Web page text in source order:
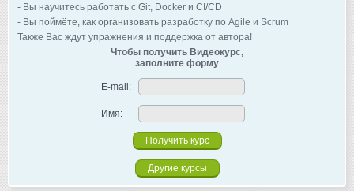
- Вы научитесь работать с Git, Docker и CI/CD
- Вы поймёте, как организовать разработку по Agile и Scrum
Также Вас ждут упражнения и поддержка от автора!
Чтобы получить Видеокурс,
заполните форму
E-mail:
Имя:
Другие курсы